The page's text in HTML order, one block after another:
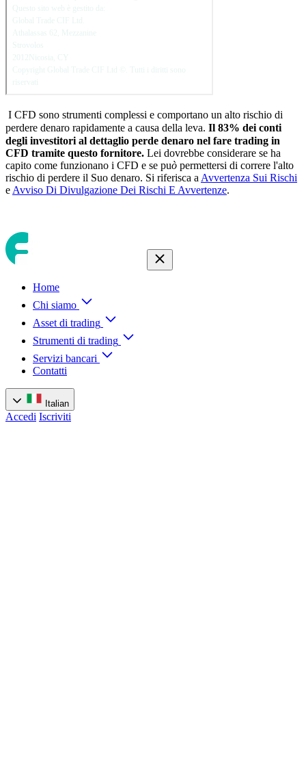
I CFD sono strumenti complessi e comportano un alto rischio di
perdere denaro rapidamente a causa della leva. Il 83% dei conti
degli investitori al dettaglio perde denaro nel fare trading in
CFD tramite questo fornitore. Lei dovrebbe considerare se ha
capito come funzionano i CFD e se può permettersi di correre l'alto
rischio di perdere il Suo denaro. Si riferisca a Avvertenza Sui Rischi
e Avviso Di Divulgazione Dei Rischi E Avvertenze.
Home
Chi siamo
Asset di trading
Strumenti di trading
Servizi bancari
Contatti
Italian
Accedi Iscriviti